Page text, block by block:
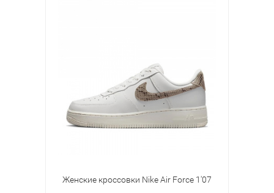
Женские кроссовки Nike Air Force 1'07